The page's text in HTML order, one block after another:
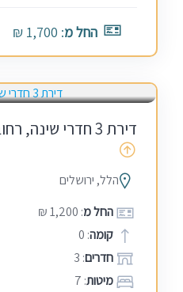
החל מ: 1,700 ₪
דירת 3 חדרי שינה, רחוב הלל, מרכז ירושלים
הלל, ירושלים
החל מ: 1,200 ₪
קומה: 0
חדרים: 3
מיטות: 7